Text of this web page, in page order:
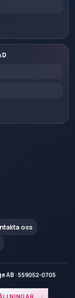
oss
AB · 559052-0705